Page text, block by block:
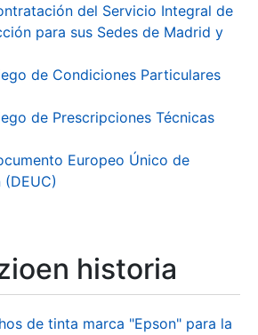
del Servicio Integral de
para sus Sedes de Madrid y
de Condiciones Particulares
de Prescripciones Técnicas
Europeo Único de
historia
de tinta marca "Epson" para la